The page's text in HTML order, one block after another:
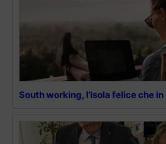
South working, l’Isola felice che